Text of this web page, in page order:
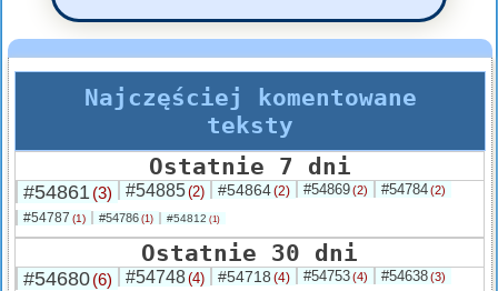
Najczęściej komentowane
teksty
Ostatnie 7 dni
#54861 (3) #54885(2) #54864(2) #54869(2) #54784(2)
#54787 (1) #54786 (1) #54812 (1)
Ostatnie 30 dni
#54680(6) #54748(4) #54718 (4) #54753(4) #54638(3)